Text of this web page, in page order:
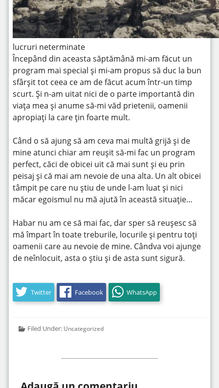
lucruri neterminate
Începând din aceasta săptămână mi-am făcut un
program mai special și mi-am propus să duc la bun
sfârșit tot ceea ce am de făcut acum într-un timp
scurt. Și n-am uitat nici de o parte importantă din
viața mea și anume să-mi văd prietenii, oamenii
apropiați la care țin foarte mult.
Când o să ajung să am ceva mai multă grijă și de
mine atunci chiar am reușit să-mi fac un program
perfect, căci de obicei uit că mai sunt și eu prin
peisaj și că mai am nevoie de una alta. Un alt obicei
tâmpit pe care nu știu de unde l-am luat și nici
măcar egoismul nu mă ajută în această situație…
Habar nu am ce să mai fac, dar sper să reușesc să
mă împart în toate treburile, locurile și pentru toți
oamenii care au nevoie de mine. Cândva voi ajunge
de neînlocuit, asta o știu și de asta sunt sigură.
Twitter Facebook WhatsApp
Filed Under: Uncategorized